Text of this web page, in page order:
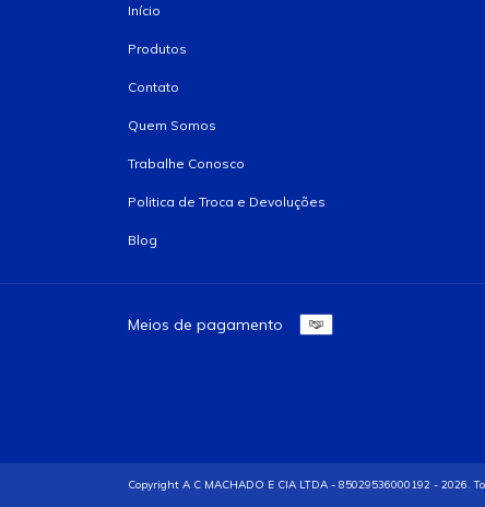
Início
Produtos
Contato
Quem Somos
Trabalhe Conosco
Politica de Troca e Devoluções
Blog
Meios de pagamento
Copyright A C MACHADO E CIA LTDA - 85029536000192 - 2026.